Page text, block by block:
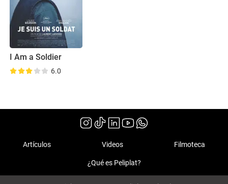
I Am a Soldier
6.0
Artículos Videos Filmoteca
¿Qué es Peliplat?